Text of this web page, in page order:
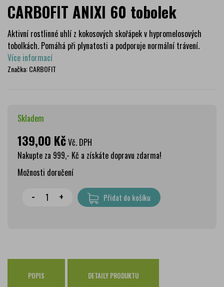
CARBOFIT ANIXI 60 tobolek
Aktivní rostlinné uhlí z kokosových skořápek v hypromelosových
tobolkách. Pomáhá při plynatosti a podporuje normální trávení.
Více informací
Značka:CARBOFIT
Skladem
139,00 KčVč. DPH
Nakupte za 999,- Kč a získáte dopravu zdarma!
Možnosti doručení
Wolt doprava
zdarma
79 Kč
Osobní odběr Pražákova
zdarma
Osobní odběr Kounicova
- + Přidat do košíku
POPIS DETAILY PRODUKTU